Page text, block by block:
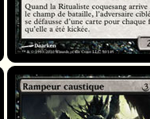
Rampeur caustique